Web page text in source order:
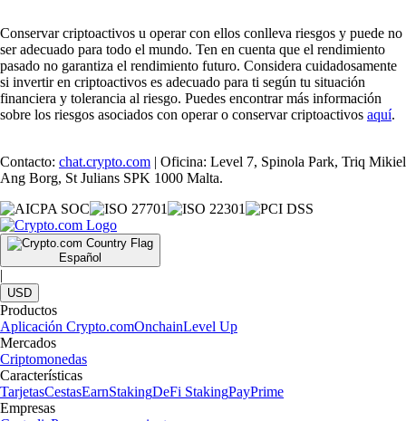
Conservar criptoactivos u operar con ellos conlleva riesgos y puede no
ser adecuado para todo el mundo. Ten en cuenta que el rendimiento
pasado no garantiza el rendimiento futuro. Considera cuidadosamente
si invertir en criptoactivos es adecuado para ti según tu situación
financiera y tolerancia al riesgo. Puedes encontrar más información
sobre los riesgos asociados con operar o conservar criptoactivos aquí.
Contacto: chat.crypto.com | Oficina: Level 7, Spinola Park, Triq Mikiel
Ang Borg, St Julians SPK 1000 Malta.
Español
|
USD
Productos
Aplicación Crypto.comOnchainLevel Up
Mercados
Criptomonedas
Características
TarjetasCestasEarnStakingDeFi StakingPayPrime
Empresas